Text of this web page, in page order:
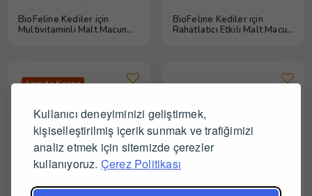
Kullanıcı deneyiminizi geliştirmek,
kişiselleştirilmiş içerik sunmak ve trafiğimizi
analiz etmek için sitemizde çerezler
kullanıyoruz. Çerez Politikası
BioFeline Kediler için
Multivitaminli Malt Macun
BioFeline Kediler için
Rahatlatıcı Etkili Malt Macun
Anında Kargo